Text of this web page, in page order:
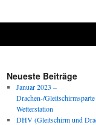
Neueste Beiträge
Januar 2023 –
Drachen-/
Wetterstation
DHV (Gleitschirm und